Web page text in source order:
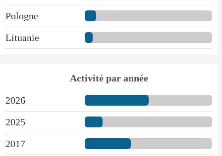
Pologne
Lituanie
Activité par année
2026
2025
2017